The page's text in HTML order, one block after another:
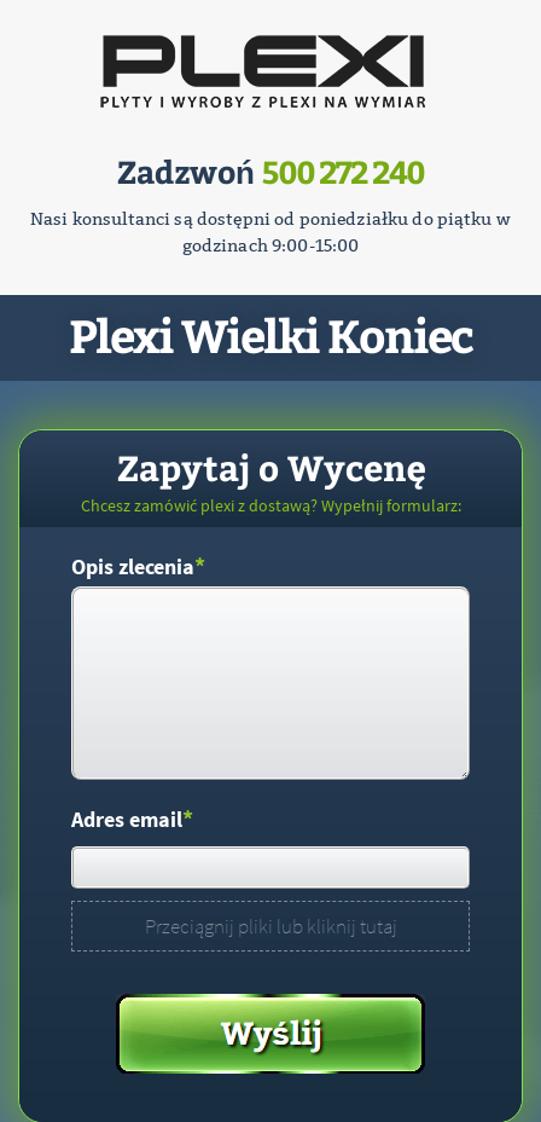
Zadzwoń 500 272 240
Nasi konsultanci są dostępni od poniedziałku do piątku w
godzinach 9:00-15:00
Plexi Wielki Koniec
Zapytaj o Wycenę
Chcesz zamówić plexi z dostawą? Wypełnij formularz:
Opis zlecenia*
Adres email*
Przeciągnij pliki lub kliknij tutaj